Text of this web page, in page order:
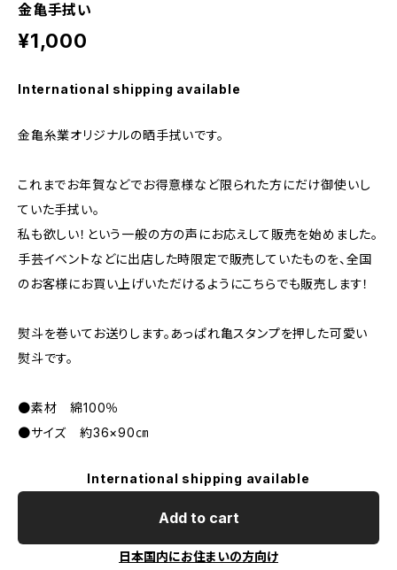
金亀手拭い
¥1,000
International shipping available
金亀糸業オリジナルの晒手拭いです。
これまでお年賀などでお得意様など限られた方にだけ御使いし
ていた手拭い。
私も欲しい！という一般の方の声にお応えして販売を始めました。
手芸イベントなどに出店した時限定で販売していたものを、全国
のお客様にお買い上げいただけるようにこちらでも販売します！
熨斗を巻いてお送りします。あっぱれ亀スタンプを押した可愛い
熨斗です。
●素材 綿100％
●サイズ 約36×90㎝
International shipping available
Add to cart
日本国内にお住まいの方向け